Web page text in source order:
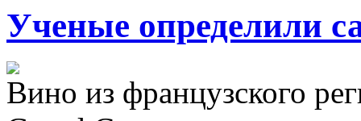
Ученые определили
Вино из французского